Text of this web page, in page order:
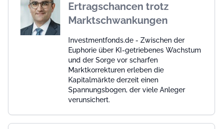
Ertragschancen trotz
Marktschwankungen
Investmentfonds.de - Zwischen der
Euphorie über KI-getriebenes Wachstum
und der Sorge vor scharfen
Marktkorrekturen erleben die
Kapitalmärkte derzeit einen
Spannungsbogen, der viele Anleger
verunsichert.